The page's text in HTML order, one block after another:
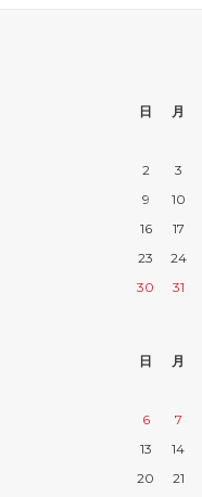
日
月
2
3
9
10
16
17
23
24
30
31
日
月
6
7
13
14
20
21